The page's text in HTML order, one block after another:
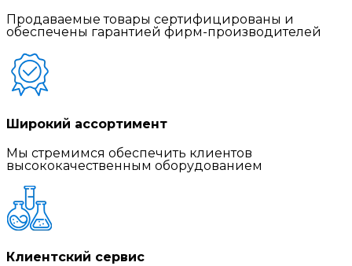
Продаваемые товары сертифицированы и
обеспечены гарантией фирм-производителей
Широкий ассортимент
Мы стремимся обеспечить клиентов
высококачественным оборудованием
Клиентский сервис